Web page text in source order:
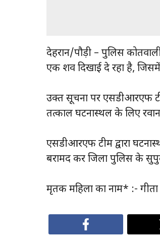
देहरादून/पौड़ी – पुलिस
एक शव दिखाई दे रहा है,
उक्त सूचना पर एसडीआरएफ
तत्काल घटनास्थल के लिए
एसडीआरएफ टीम द्वारा
बरामद कर जिला पुलिस के
मृतक महिला का नाम* :- गीता